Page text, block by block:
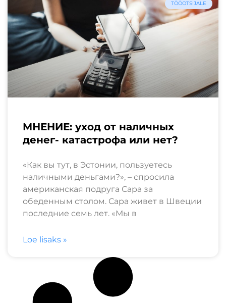
TÖÖOTSIJALE
МНЕНИЕ: уход от наличных
денег- катастрофа или нет?
«Как вы тут, в Эстонии, пользуетесь
наличными деньгами?», – спросила
американская подруга Сара за
обеденным столом. Сара живет в Швеции
последние семь лет. «Мы в
Loe lisaks »